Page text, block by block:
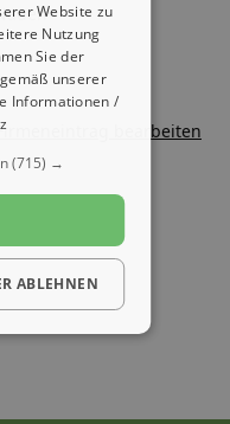
bearbeiten
Website zu
Nutzung
Sie der
unserer
Informationen /
(715) →
ABLEHNEN